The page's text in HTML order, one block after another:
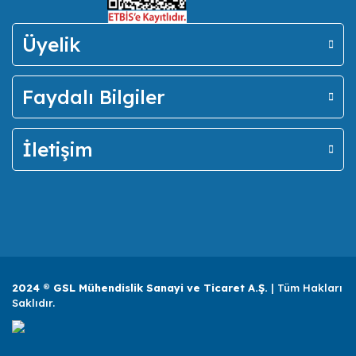
Üyelik
Faydalı Bilgiler
İletişim
2024 ® GSL Mühendislik Sanayi ve Ticaret A.Ş. | Tüm Hakları
Saklıdır.